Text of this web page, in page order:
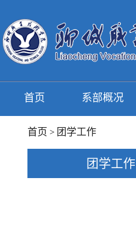
首页 系部概况
首页 > 团学工作
团学工作